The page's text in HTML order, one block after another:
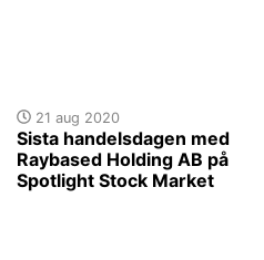
21 aug 2020
Sista handelsdagen med
Raybased Holding AB på
Spotlight Stock Market